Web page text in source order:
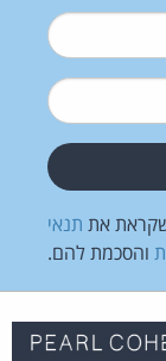
את תנאי
והסכמת להם.